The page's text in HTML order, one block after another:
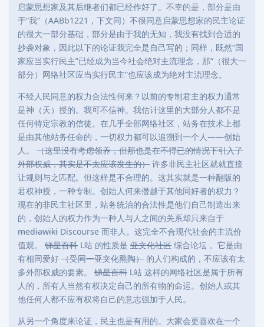
启蒙思想家及其后继者们都已经作好了。不幸的是，部分是由
于“我”（AABb1221，下文同）不很同意启蒙思想家的民主论证
的很大一部分基础，部分是由于我的无知，我没有找到合适的
抄袭对象，因此以下的论证我完全是自己写的；同样，既然“国
家应当实行民主”已经成为当今社会绝对主流理念，那“（很大一
部分）网络社区应当实行民主”也应该成为绝对主流理念。
不经人民同意的权力合法性何来？以前的专制君主的权力通常
是神（天）授的。我可不信神。我估计这里的大部分人都不是
任何特定宗教的信徒。在几乎全部网络社区，站务在技术上都
是由其他站务任命的，一切权力都可以追溯到一个人——创始
人。 （这里没有考虑领养，但那也是在不得已的情况下引入了
外部权威，其实是不太应该发生的） 许多非民主社区就就直接
让规则与之匹配。但这样是不合理的。这其实就是一种翻版的
君权神授，一种专制。创始人何来僭越于其他同好者的权力？
现在的非民主社区里，站务统治的合法性是他们自己制造出来
的，创始人的权力作为一种人与人之间的关系却只来自于
mediawiki Discourse 而非人。这完全不合现代社会的主流价
值观。 锑星百科 L站 的性质是 亚文化社区 综合论坛 。它是由
有相同爱好 （受同一亚文化熏陶） 的人们构成的，不应该有太
多外部权威的要素。 锑星百科 L站 这样的网络社区是属于所有
人的，所有人当然有权决定自己的所有物的命运。创始人或其
他任何人都不应有权将自己的意志强加于人民。
从另一个角度来论证，民主也是有用的。大家会更喜欢在一个